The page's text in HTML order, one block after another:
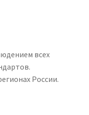
всех
России.